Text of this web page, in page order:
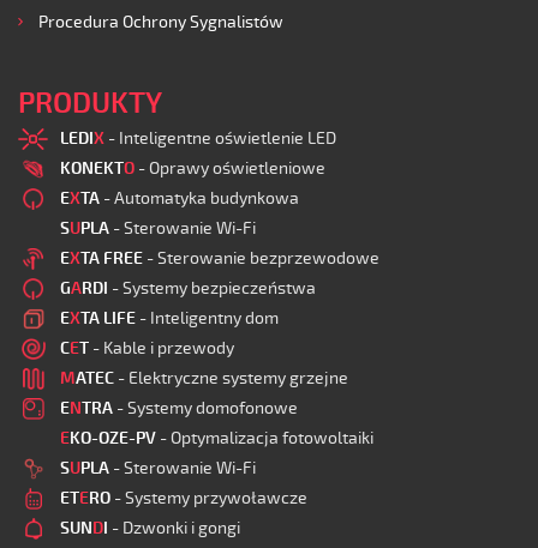
Procedura Ochrony Sygnalistów
PRODUKTY
LEDIX - Inteligentne oświetlenie LED
KONEKTO - Oprawy oświetleniowe
EXTA - Automatyka budynkowa
SUPLA - Sterowanie Wi-Fi
EXTA FREE - Sterowanie bezprzewodowe
GARDI - Systemy bezpieczeństwa
EXTA LIFE - Inteligentny dom
CET - Kable i przewody
MATEC - Elektryczne systemy grzejne
ENTRA - Systemy domofonowe
EKO-OZE-PV - Optymalizacja fotowoltaiki
SUPLA - Sterowanie Wi-Fi
ETERO - Systemy przywoławcze
SUNDI - Dzwonki i gongi